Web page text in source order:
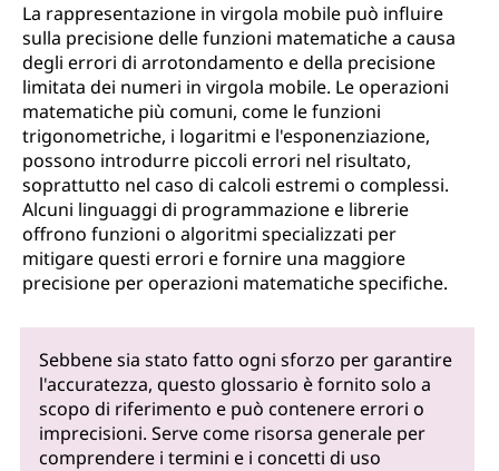
La rappresentazione in virgola mobile può influire
sulla precisione delle funzioni matematiche a causa
degli errori di arrotondamento e della precisione
limitata dei numeri in virgola mobile. Le operazioni
matematiche più comuni, come le funzioni
trigonometriche, i logaritmi e l'esponenziazione,
possono introdurre piccoli errori nel risultato,
soprattutto nel caso di calcoli estremi o complessi.
Alcuni linguaggi di programmazione e librerie
offrono funzioni o algoritmi specializzati per
mitigare questi errori e fornire una maggiore
precisione per operazioni matematiche specifiche.
Sebbene sia stato fatto ogni sforzo per garantire
l'accuratezza, questo glossario è fornito solo a
scopo di riferimento e può contenere errori o
imprecisioni. Serve come risorsa generale per
comprendere i termini e i concetti di uso